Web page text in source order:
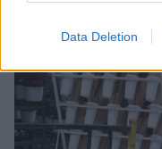
Data Deletion